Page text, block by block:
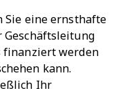
Sie eine ernsthafte
Geschäftsleitung
finanziert werden
kann.
Ihr